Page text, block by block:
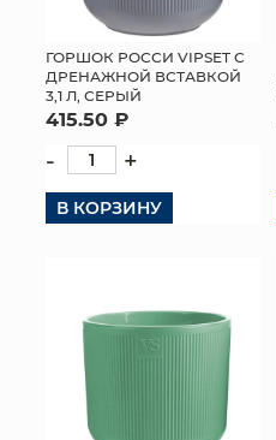
ГОРШОК РОССИ VIPSET С
ДРЕНАЖНОЙ ВСТАВКОЙ
3,1 Л, СЕРЫЙ
415.50 ₽
- +
В КОРЗИНУ